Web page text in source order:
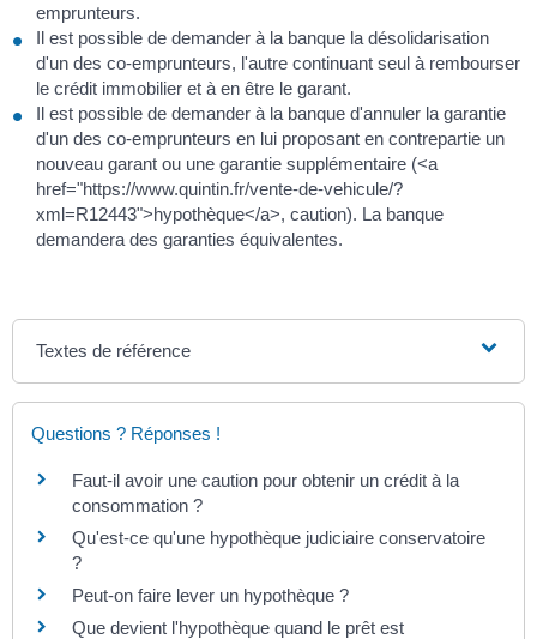
emprunteurs.
Il est possible de demander à la banque la désolidarisation
d'un des co-emprunteurs, l'autre continuant seul à rembourser
le crédit immobilier et à en être le garant.
Il est possible de demander à la banque d'annuler la garantie
d'un des co-emprunteurs en lui proposant en contrepartie un
nouveau garant ou une garantie supplémentaire (<a
href="https://www.quintin.fr/vente-de-vehicule/?
xml=R12443">hypothèque</a>, caution). La banque
demandera des garanties équivalentes.
Textes de référence
Questions ? Réponses !
Faut-il avoir une caution pour obtenir un crédit à la
consommation ?
Qu'est-ce qu'une hypothèque judiciaire conservatoire
?
Peut-on faire lever un hypothèque ?
Que devient l'hypothèque quand le prêt est